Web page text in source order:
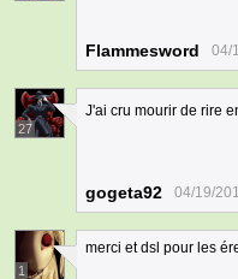
Flammesword 04/
27
J'ai cru mourir de rire
gogeta92 04/19/
1
merci et dsl pour les